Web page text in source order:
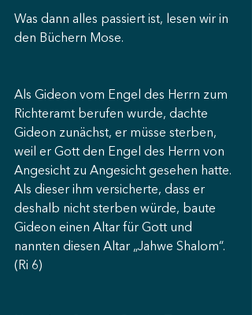
Was dann alles passiert ist, lesen wir in
den Büchern Mose.
Als Gideon vom Engel des Herrn zum
Richteramt berufen wurde, dachte
Gideon zunächst, er müsse sterben,
weil er Gott den Engel des Herrn von
Angesicht zu Angesicht gesehen hatte.
Als dieser ihm versicherte, dass er
deshalb nicht sterben würde, baute
Gideon einen Altar für Gott und
nannten diesen Altar „Jahwe Shalom“.
(Ri 6)